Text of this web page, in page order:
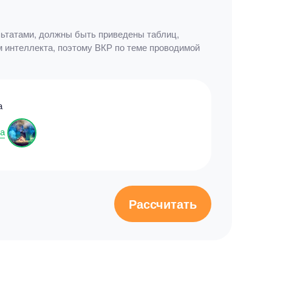
должны быть приведены таблиц,
поэтому ВКР по теме проводимой
Рассчитать